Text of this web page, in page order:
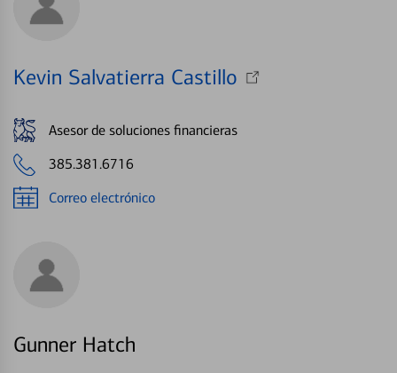
Kevin Salvatierra Castillo
Asesor de soluciones financieras
385.381.6716
Correo electrónico
Gunner Hatch